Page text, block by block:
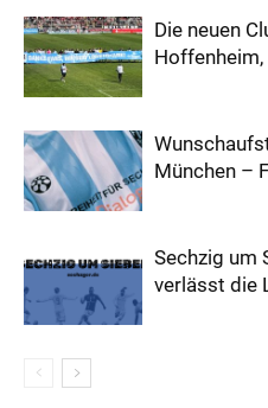
Die neuen
München –
Sechzig um
verlässt die